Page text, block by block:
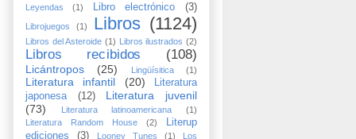
Leyendas (1) Libro electrónico (3)
Librojuegos (1) Libros (1124)
Libros del Asteroide (1) Libros ilustrados (2)
Libros recibidos (108)
Licántropos (25) Lingüísitica (1)
Literatura infantil (20)
Literatura
japonesa
(12)
Literatura juvenil
(73)
Literatura latinoamericana
(1)
Literatura Random House
(2)
Literup
ediciones
(3) Looney Tunes (1) Los